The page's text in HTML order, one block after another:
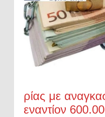
ρίας με
εναντίον